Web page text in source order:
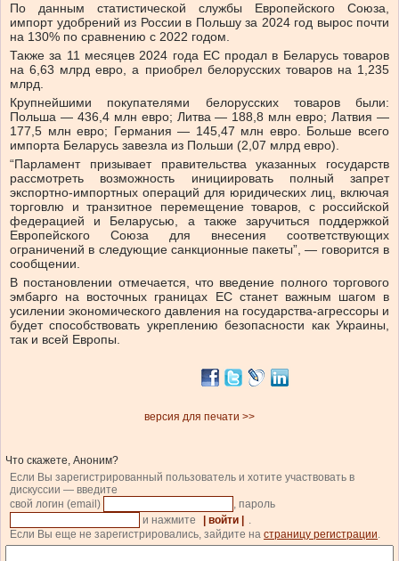
По данным статистической службы Европейского Союза,
импорт удобрений из России в Польшу за 2024 год вырос почти
на 130% по сравнению с 2022 годом.
Также за 11 месяцев 2024 года ЕС продал в Беларусь товаров
на 6,63 млрд евро, а приобрел белорусских товаров на 1,235
млрд.
Крупнейшими покупателями белорусских товаров были:
Польша — 436,4 млн евро; Литва — 188,8 млн евро; Латвия —
177,5 млн евро; Германия — 145,47 млн евро. Больше всего
импорта Беларусь завезла из Польши (2,07 млрд евро).
“Парламент призывает правительства указанных государств
рассмотреть возможность инициировать полный запрет
экспортно-импортных операций для юридических лиц, включая
торговлю и транзитное перемещение товаров, с российской
федерацией и Беларусью, а также заручиться поддержкой
Европейского Союза для внесения соответствующих
ограничений в следующие санкционные пакеты”, — говорится в
сообщении.
В постановлении отмечается, что введение полного торгового
эмбарго на восточных границах ЕС станет важным шагом в
усилении экономического давления на государства-агрессоры и
будет способствовать укреплению безопасности как Украины,
так и всей Европы.
версия для печати >>
Что скажете, Аноним?
Если Вы зарегистрированный пользователь и хотите участвовать в
дискуссии — введите
свой логин (email)
, пароль
и нажмите
| войти |
.
Если Вы еще не зарегистрировались, зайдите на страницу регистрации.